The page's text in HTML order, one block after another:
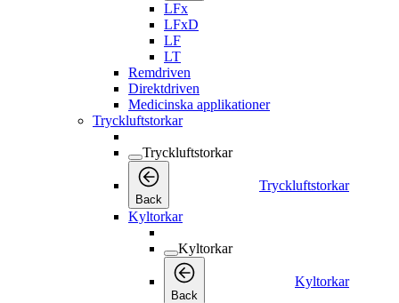
LFx
LFxD
LF
LT
Remdriven
Direktdriven
Medicinska applikationer
Tryckluftstorkar
Tryckluftstorkar
Back
Tryckluftstorkar
Kyltorkar
Kyltorkar
Back
Kyltorkar